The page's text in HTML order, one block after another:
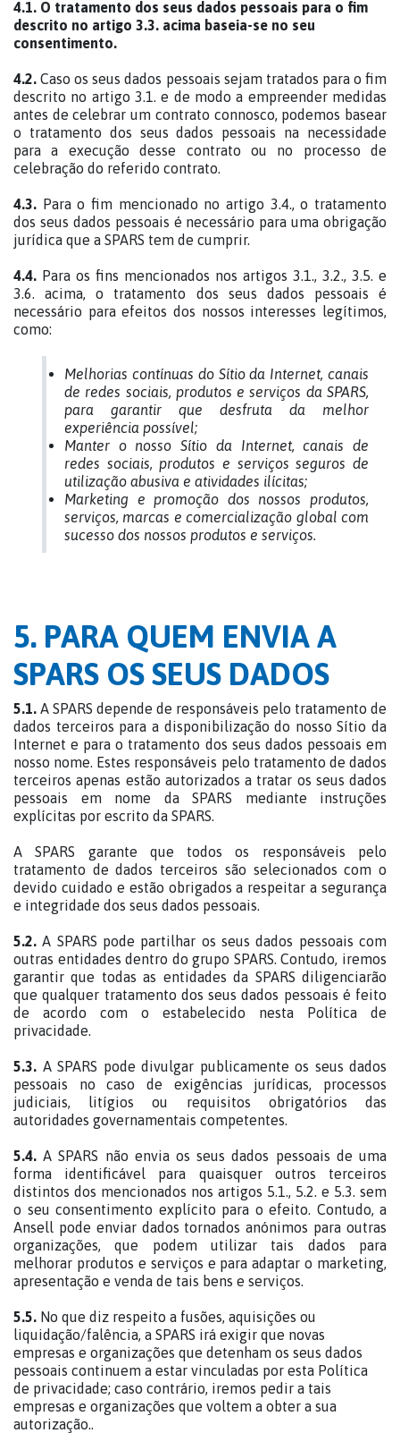
4.1. O tratamento dos seus dados pessoais para o fim
descrito no artigo 3.3. acima baseia-se no seu
consentimento.
4.2. Caso os seus dados pessoais sejam tratados para o fim
descrito no artigo 3.1. e de modo a empreender medidas
antes de celebrar um contrato connosco, podemos basear
o tratamento dos seus dados pessoais na necessidade
para a execução desse contrato ou no processo de
celebração do referido contrato.
4.3. Para o fim mencionado no artigo 3.4., o tratamento
dos seus dados pessoais é necessário para uma obrigação
jurídica que a SPARS tem de cumprir.
4.4. Para os fins mencionados nos artigos 3.1., 3.2., 3.5. e
3.6. acima, o tratamento dos seus dados pessoais é
necessário para efeitos dos nossos interesses legítimos,
como:
Melhorias contínuas do Sítio da Internet, canais
de redes sociais, produtos e serviços da SPARS,
para garantir que desfruta da melhor
experiência possível;
Manter o nosso Sítio da Internet, canais de
redes sociais, produtos e serviços seguros de
utilização abusiva e atividades ilícitas;
Marketing e promoção dos nossos produtos,
serviços, marcas e comercialização global com
sucesso dos nossos produtos e serviços.
5. PARA QUEM ENVIA A
SPARS OS SEUS DADOS
5.1. A SPARS depende de responsáveis pelo tratamento de
dados terceiros para a disponibilização do nosso Sítio da
Internet e para o tratamento dos seus dados pessoais em
nosso nome. Estes responsáveis pelo tratamento de dados
terceiros apenas estão autorizados a tratar os seus dados
pessoais em nome da SPARS mediante instruções
explícitas por escrito da SPARS.
A SPARS garante que todos os responsáveis pelo
tratamento de dados terceiros são selecionados com o
devido cuidado e estão obrigados a respeitar a segurança
e integridade dos seus dados pessoais.
5.2.A SPARS pode partilhar os seus dados pessoais com
outras entidades dentro do grupo SPARS. Contudo, iremos
garantir que todas as entidades da SPARS diligenciarão
que qualquer tratamento dos seus dados pessoais é feito
de acordo com o estabelecido nesta Política de
privacidade.
5.3. A SPARS pode divulgar publicamente os seus dados
pessoais no caso de exigências jurídicas, processos
judiciais, litígios ou requisitos obrigatórios das
autoridades governamentais competentes.
5.4. A SPARS não envia os seus dados pessoais de uma
forma identificável para quaisquer outros terceiros
distintos dos mencionados nos artigos 5.1., 5.2. e 5.3. sem
o seu consentimento explícito para o efeito. Contudo, a
Ansell pode enviar dados tornados anónimos para outras
organizações, que podem utilizar tais dados para
melhorar produtos e serviços e para adaptar o marketing,
apresentação e venda de tais bens e serviços.
5.5. No que diz respeito a fusões, aquisições ou
liquidação/falência, a SPARS irá exigir que novas
empresas e organizações que detenham os seus dados
pessoais continuem a estar vinculadas por esta Política
de privacidade; caso contrário, iremos pedir a tais
empresas e organizações que voltem a obter a sua
autorização..